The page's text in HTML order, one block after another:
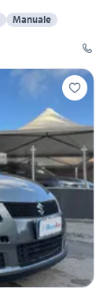
Manuale